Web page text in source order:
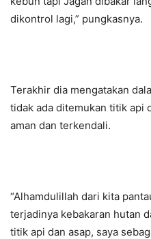
dikontrol lagi,” pungkasnya.
Terakhir dia mengatakan
tidak ada ditemukan titik api
aman dan terkendali.
“Alhamdulillah dari kita
terjadinya kebakaran hutan
titik api dan asap, saya